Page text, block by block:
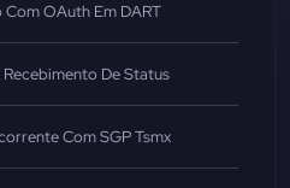
OAuth Em DART
De Status
Com SGP Tsmx